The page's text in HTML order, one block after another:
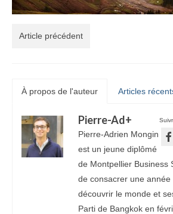
Article précédent
À propos de l'auteur Articles
Pierre-Ad+
Pierre-Adrien Mongin
est un jeune diplômé
de Montpellier Business
de consacrer une
découvrir le monde et
Parti de Bangkok en